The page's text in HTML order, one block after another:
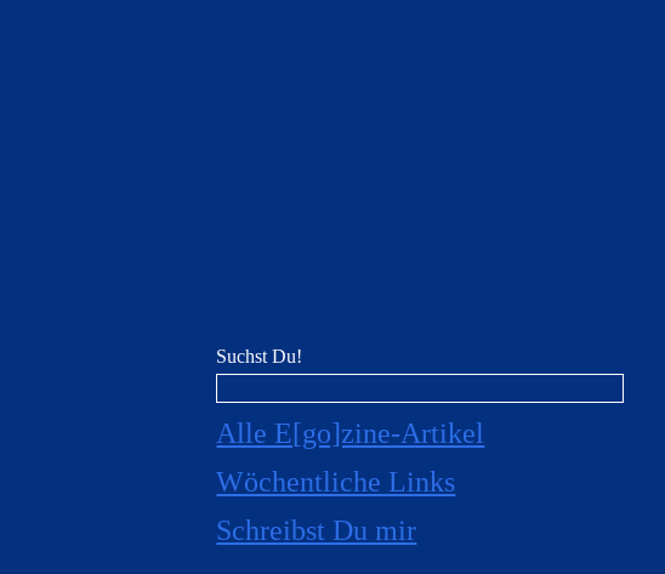
Suchst Du!
Alle E[go]zine-Artikel
Wöchentliche Links
Schreibst Du mir